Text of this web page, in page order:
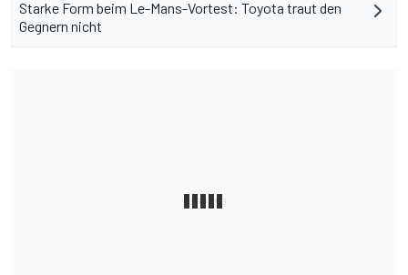
Starke Form beim Le-Mans-Vortest: Toyota traut den
Gegnern nicht